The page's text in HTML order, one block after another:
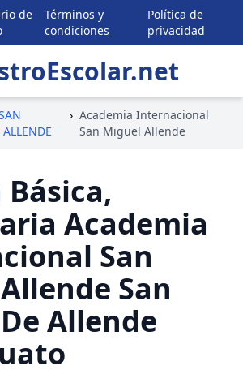
de
Términos y
condiciones
Política de
privacidad
› Academia Internacional
San Miguel Allende
Básica,
Academia
San
San
Allende